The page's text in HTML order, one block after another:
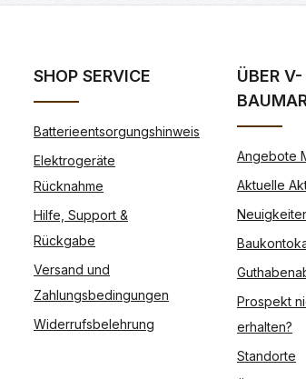
SHOP SERVICE
Batterieentsorgungshinweis
Elektrogeräte
Rücknahme
Hilfe, Support &
Rückgabe
Versand und
Zahlungsbedingungen
Widerrufsbelehrung
ÜBER V-
Angebote
Aktuelle
Prospekt
erhalten?
Standorte